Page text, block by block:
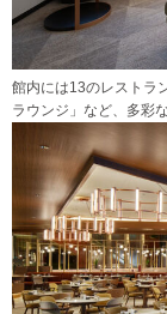
館内には13のレストラ
ラウンジ」など、多彩